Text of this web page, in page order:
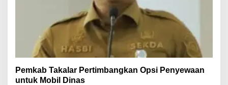
Pemkab Takalar Pertimbangkan Opsi Penyewaan
untuk Mobil Dinas